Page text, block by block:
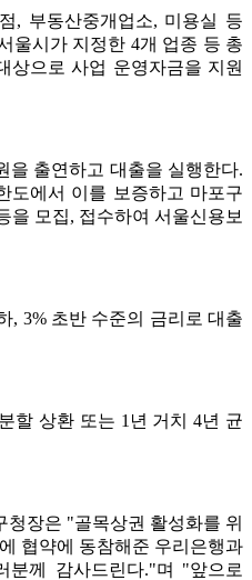
, 부동산중개업소, 미용실 등
울시가 지정한 4개 업종 등 총
상으로 사업 운영자금을 지원
을 출연하고 대출을 실행한다.
도에서 이를 보증하고 마포구
을 모집, 접수하여 서울신용보
, 3% 초반 수준의 금리로 대출
할 상환 또는 1년 거치 4년 균
장은 "골목상권 활성화를 위
협약에 동참해준 우리은행과
분께 감사드린다."며 "앞으로